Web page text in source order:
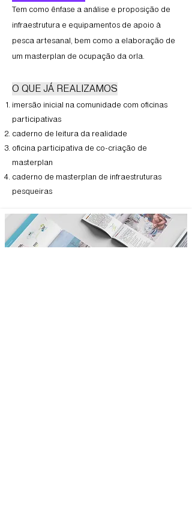
Tem como ênfase a análise e proposição de
infraestrutura e equipamentos de apoio à
pesca artesanal, bem como a elaboração de
um masterplan de ocupação da orla.
O QUE JÁ REALIZAMOS
imersão inicial na comunidade com oficinas
participativas
caderno de leitura da realidade
oficina participativa de co-criação de
masterplan
caderno de masterplan de infraestruturas
pesqueiras